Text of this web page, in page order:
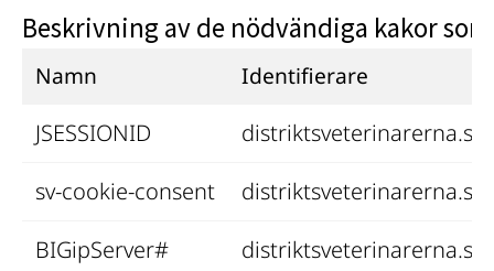
Beskrivning av de nödvändiga kakor
Namn
Identifierare
JSESSIONID
distriktsveterinarerna.se
sv-cookie-consent
distriktsveterinarerna.se
BIGipServer#
distriktsveterinarerna.se